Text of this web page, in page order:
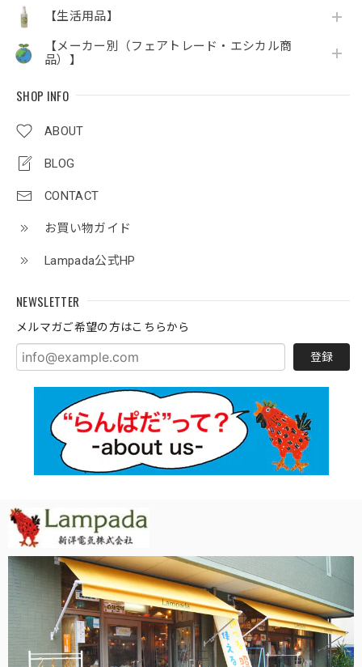
【生活用品】
【メーカー別（フェアトレード・エシカル商
品）】
SHOP INFO
ABOUT
BLOG
CONTACT
お買い物ガイド
Lampada公式HP
NEWSLETTER
メルマガご希望の方はこちらから
登録